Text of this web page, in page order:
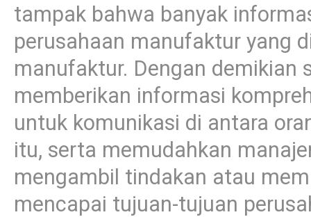
tampak bahwa banyak
perusahaan manufaktur yang
manufaktur. Dengan demikian
memberikan informasi
untuk komunikasi di antara
itu, serta memudahkan
mengambil tindakan atau
mencapai tujuan-tujuan